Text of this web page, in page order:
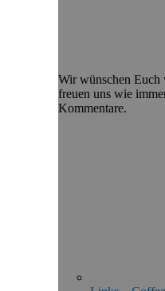
Wir wünschen Euch
freuen uns wie
Kommentare.